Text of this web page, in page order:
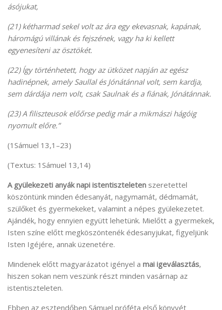
ásójukat,
(21) kétharmad sekel volt az ára egy ekevasnak, kapának,
háromágú villának és fejszének, vagy ha ki kellett
egyenesíteni az ösztökét.
(22) Így történhetett, hogy az ütközet napján az egész
hadinépnek, amely Saullal és Jónátánnal volt, sem kardja,
sem dárdája nem volt, csak Saulnak és a fiának, Jónátánnak.
(23) A filiszteusok előőrse pedig már a mikmászi hágóig
nyomult előre.”
(1Sámuel 13,1–23)
(Textus: 1Sámuel 13,14)
A gyülekezeti anyák napi istentiszteleten szeretettel
köszöntünk minden édesanyát, nagymamát, dédmamát,
szülőket és gyermekeket, valamint a népes gyülekezetet.
Ajándék, hogy ennyien együtt lehetünk. Mielőtt a gyermekek,
Isten színe előtt megköszöntenék édesanyjukat, figyeljünk
Isten Igéjére, annak üzenetére.
Mindenek előtt magyarázatot igényel a mai igeválasztás,
hiszen sokan nem veszünk részt minden vasárnap az
istentiszteleten.
Ebben az esztendőben Sámuel próféta első könyvét